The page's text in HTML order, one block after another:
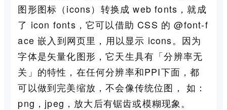
图形图标（icons）转换成 web fonts，就成
了 icon fonts，它可以借助 CSS 的 @font-f
ace 嵌入到网页里，用以显示 icons。因为
字体是矢量化图形，它天生具有「分辨率无
关」的特性，在任何分辨率和PPI下面，都
可以做到完美缩放，不会像传统位图， 如：
png，jpeg，放大后有锯齿或模糊现象。